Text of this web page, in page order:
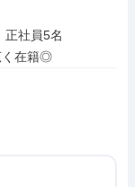
社員5名
く在籍◎